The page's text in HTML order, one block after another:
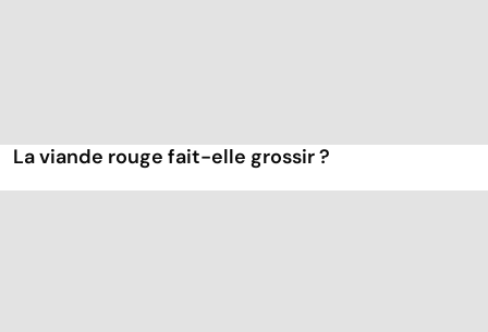
La viande rouge fait-elle grossir ?